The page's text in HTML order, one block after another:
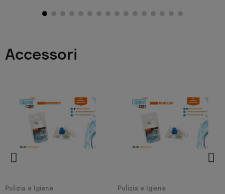
Accessori
Quick View
Pulizia e Igiene Quick View
Pulizia e Igiene